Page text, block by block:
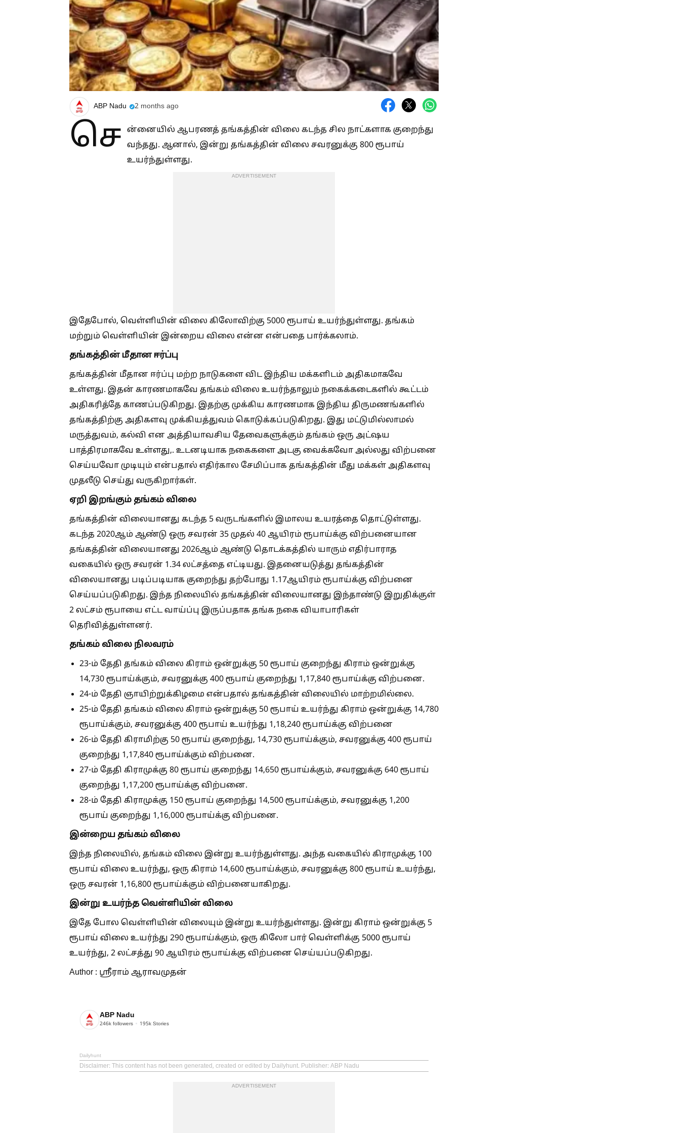
ABP Nadu 2 months ago
செ ன்னையில் ஆபரணத் தங்கத்தின் விலை கடந்த சில நாட்களாக குறைந்து
வந்தது. ஆனால், இன்று தங்கத்தின் விலை சவரனுக்கு 800 ரூபாய்
உயர்ந்துள்ளது.
ADVERTISEMENT
இதேபோல், வெள்ளியின் விலை கிலோவிற்கு 5000 ரூபாய் உயர்ந்துள்ளது. தங்கம்
மற்றும் வெள்ளியின் இன்றைய விலை என்ன என்பதை பார்க்கலாம்.
தங்கத்தின் மீதான ஈர்ப்பு
தங்கத்தின் மீதான ஈர்ப்பு மற்ற நாடுகளை விட இந்திய மக்களிடம் அதிகமாகவே
உள்ளது. இதன் காரணமாகவே தங்கம் விலை உயர்ந்தாலும் நகைக்கடைகளில் கூட்டம்
அதிகரித்தே காணப்படுகிறது. இதற்கு முக்கிய காரணமாக இந்திய திருமணங்களில்
தங்கத்திற்கு அதிகளவு முக்கியத்துவம் கொடுக்கப்படுகிறது. இது மட்டுமில்லாமல்
மருத்துவம், கல்வி என அத்தியாவசிய தேவைகளுக்கும் தங்கம் ஒரு அட்ஷய
பாத்திரமாகவே உள்ளது,. உடனடியாக நகைகளை அடகு வைக்கவோ அல்லது விற்பனை
செய்யவோ முடியும் என்பதால் எதிர்கால சேமிப்பாக தங்கத்தின் மீது மக்கள் அதிகளவு
முதலீடு செய்து வருகிறார்கள்.
ஏறி இறங்கும் தங்கம் விலை
தங்கத்தின் விலையானது கடந்த 5 வருடங்களில் இமாலய உயரத்தை தொட்டுள்ளது.
கடந்த 2020ஆம் ஆண்டு ஒரு சவரன் 35 முதல் 40 ஆயிரம் ரூபாய்க்கு விற்பனையான
தங்கத்தின் விலையானது 2026ஆம் ஆண்டு தொடக்கத்தில் யாரும் எதிர்பாராத
வகையில் ஒரு சவரன் 1.34 லட்சத்தை எட்டியது. இதனையடுத்து தங்கத்தின்
விலையானது படிப்படியாக குறைந்து தற்போது 1.17ஆயிரம் ரூபாய்க்கு விற்பனை
செய்யப்படுகிறது. இந்த நிலையில் தங்கத்தின் விலையானது இந்தாண்டு இறுதிக்குள்
2 லட்சம் ரூபாயை எட்ட வாய்ப்பு இருப்பதாக தங்க நகை வியாபாரிகள்
தெரிவித்துள்ளனர்.
தங்கம் விலை நிலவரம்
23-ம் தேதி தங்கம் விலை கிராம் ஒன்றுக்கு 50 ரூபாய் குறைந்து கிராம் ஒன்றுக்கு
14,730 ரூபாய்க்கும், சவரனுக்கு 400 ரூபாய் குறைந்து 1,17,840 ரூபாய்க்கு விற்பனை.
24-ம் தேதி ஞாயிற்றுக்கிழமை என்பதால் தங்கத்தின் விலையில் மாற்றமில்லை.
25-ம் தேதி தங்கம் விலை கிராம் ஒன்றுக்கு 50 ரூபாய் உயர்ந்து கிராம் ஒன்றுக்கு 14,780
ரூபாய்க்கும், சவரனுக்கு 400 ரூபாய் உயர்ந்து 1,18,240 ரூபாய்க்கு விற்பனை
26-ம் தேதி கிராமிற்கு 50 ரூபாய் குறைந்து, 14,730 ரூபாய்க்கும், சவரனுக்கு 400 ரூபாய்
குறைந்து 1,17,840 ரூபாய்க்கும் விற்பனை.
27-ம் தேதி கிராமுக்கு 80 ரூபாய் குறைந்து 14,650 ரூபாய்க்கும், சவரனுக்கு 640 ரூபாய்
குறைந்து 1,17,200 ரூபாய்க்கு விற்பனை.
28-ம் தேதி கிராமுக்கு 150 ரூபாய் குறைந்து 14,500 ரூபாய்க்கும், சவரனுக்கு 1,200
ரூபாய் குறைந்து 1,16,000 ரூபாய்க்கு விற்பனை.
இன்றைய தங்கம் விலை
இந்த நிலையில், தங்கம் விலை இன்று உயர்ந்துள்ளது. அந்த வகையில் கிராமுக்கு 100
ரூபாய் விலை உயர்ந்து, ஒரு கிராம் 14,600 ரூபாய்க்கும், சவரனுக்கு 800 ரூபாய் உயர்ந்து,
ஒரு சவரன் 1,16,800 ரூபாய்க்கும் விற்பனையாகிறது.
இன்று உயர்ந்த வெள்ளியின் விலை
இதே போல வெள்ளியின் விலையும் இன்று உயர்ந்துள்ளது. இன்று கிராம் ஒன்றுக்கு 5
ரூபாய் விலை உயர்ந்து 290 ரூபாய்க்கும், ஒரு கிலோ பார் வெள்ளிக்கு 5000 ரூபாய்
உயர்ந்து, 2 லட்சத்து 90 ஆயிரம் ரூபாய்க்கு விற்பனை செய்யப்படுகிறது.
Author : ஸ்ரீராம் ஆராவமுதன்
ABP Nadu
246k followers 195k Stories
Dailyhunt
Disclaimer: This content has not been generated, created or edited by Dailyhunt. Publisher: ABP Nadu
ADVERTISEMENT